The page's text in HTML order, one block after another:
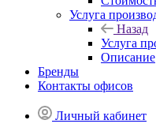
Услуга
Назад
Услуга
Описание
Бренды
Контакты офисов
Личный кабинет